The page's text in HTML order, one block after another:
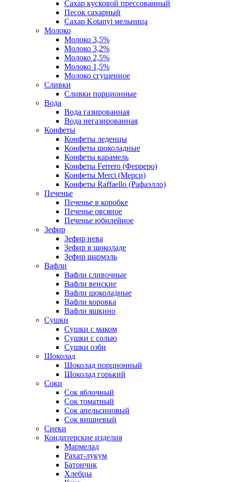
Сахар кусковой прессованный
Песок сахарный
Сахар Kotanyi мельница
Молоко
Молоко 3,5%
Молоко 3,2%
Молоко 2,5%
Молоко 1,5%
Молоко сгущенное
Сливки
Сливки порционные
Вода
Вода газированная
Вода негазированная
Конфеты
Конфеты леденцы
Конфеты шоколадные
Конфеты карамель
Конфеты Ferrero (Ферреро)
Конфеты Merci (Мерси)
Конфеты Raffaello (Рафаэлло)
Печенье
Печенье в коробке
Печенье овсяное
Печенье юбилейное
Зефир
Зефир нева
Зефир в шоколаде
Зефир шармэль
Вафли
Вафли сливочные
Вафли венские
Вафли шоколадные
Вафли коровка
Вафли яшкино
Сушки
Сушки с маком
Сушки с солью
Сушки озби
Шоколад
Шоколад порционный
Шоколад горький
Соки
Сок яблочный
Сок томатный
Сок апельсиновый
Сок вишневый
Снеки
Кондитерские изделия
Мармелад
Рахат-лукум
Батончик
Хлебцы